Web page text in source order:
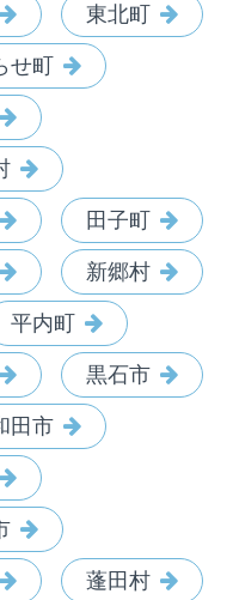
東北町
せ町
田子町
新郷村
平内町
黒石市
田市
蓬田村